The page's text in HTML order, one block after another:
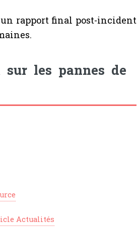
rapport final post-incident
les pannes de
Actualités